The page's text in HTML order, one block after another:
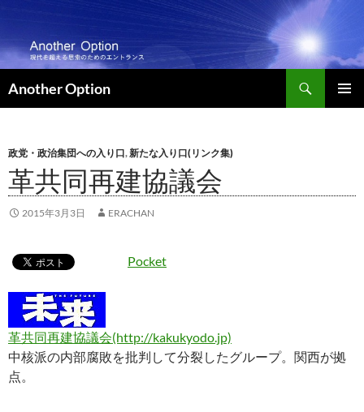
テ
ン
ツ
へ
キ
プ
Another Option
索
政党・政治集団への入り口,新たな入り口(リンク集)
革共同再建協議会
2015年3月3日 ERACHAN
Pocket
革共同再建協議会(http://kakukyodo.jp)
中核派の内部腐敗を批判して分裂したグループ。関西が拠
点。